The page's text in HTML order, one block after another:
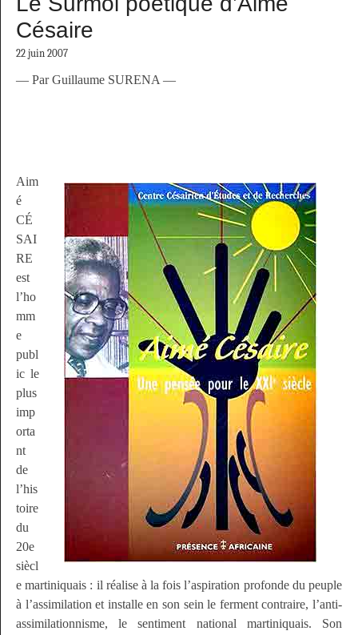
Césaire
22 juin 2007
— Par Guillaume SURENA —
Aim
é
CÉ
SAI
RE
est
l’ho
mm
e
publ
ic le
plus
imp
orta
nt
de
l’his
toire
du
20e
siècl
e martiniquais : il réalise à la fois l’aspiration profonde du peuple
à l’assimilation et installe en son sein le ferment contraire, l’anti-
assimilationnisme, le sentiment national martiniquais. Son